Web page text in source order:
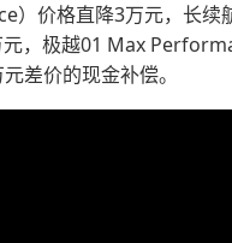
）价格直降3万元，长续
，极越01 Max
差价的现金补偿。